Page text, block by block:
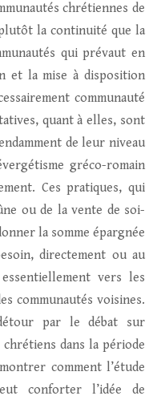
chrétiennes de
la continuité que la
qui prévaut en
et la mise à disposition
communauté
quant à elles, sont
de leur niveau
gréco-romain
Ces pratiques, qui
ou de la vente de soi-
la somme épargnée
directement ou au
vers les
communautés voisines.
par le débat sur
dans la période
comment l’étude
conforter l’idée de